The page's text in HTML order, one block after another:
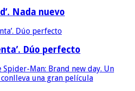
Nada nuevo
Dúo perfecto